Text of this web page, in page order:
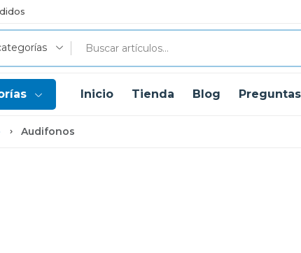
Inicio Tienda Blog
Audifonos